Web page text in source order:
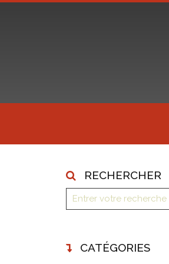
RECHERCHER
CATÉGORIES